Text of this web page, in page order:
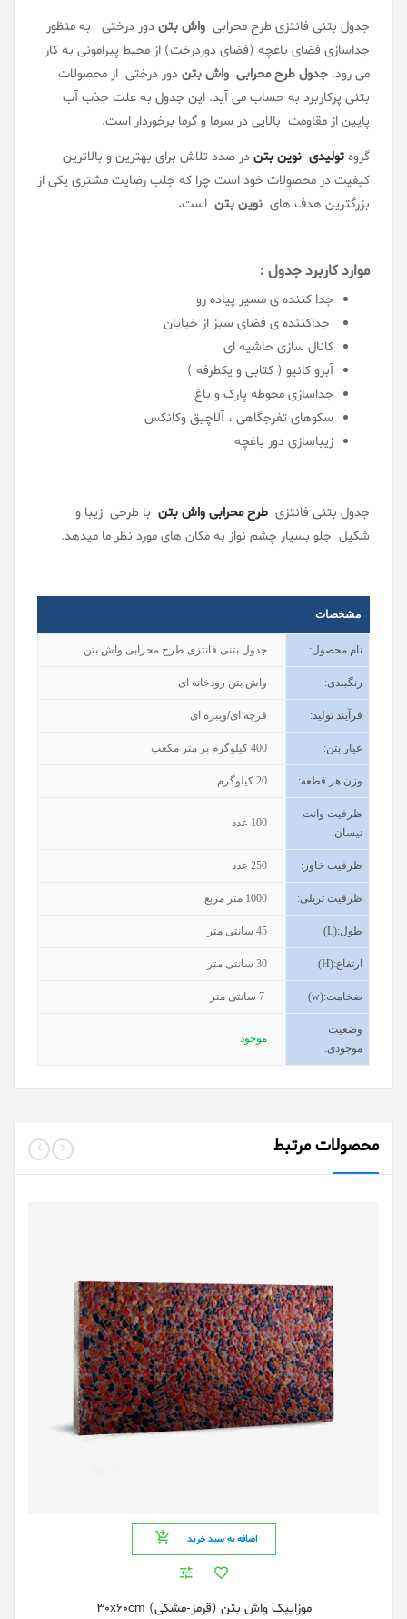
جدول بتنی فانتزی طرح محرابی واش بتن دور درختی به منظور
جداسازی فضای باغچه (فضای دوردرخت) از محیط پیرامونی به کار
می رود. جدول طرح محرابی واش بتن دور درختی از محصولات
بتنی پرکاربرد به حساب می آید. این جدول به علت جذب آب
پایین از مقاومت بالایی در سرما و گرما برخوردار است.
گروهتولیدی نوین بتن در صدد تلاش برای بهترین و بالاترین
کیفیت در محصولات خود است چرا که جلب رضایت مشتری یکی از
بزرگترین هدف های نوین بتن است.
موارد کاربرد جدول :
جدا کننده ی مسیر پیاده رو
جداکننده ی فضای سبز از خیابان
کانال سازی حاشیه ای
آبرو کانیو ( کتابی و یکطرفه )
جداسازی محوطه پارک و باغ
سکوهای تفرجگاهی ، آلاچیق وکانکس
زیباسازی دور باغچه
جدول بتنی فانتزی طرح محرابی واش بتن با طرحی زیبا و
شکیل جلو بسیار چشم نواز به مکان های مورد نظر ما میدهد.
مشخصات
نام محصول: جدول بتنی فانتزی طرح محرابی واش بتن
رنگبندی: واش بتن رودخانه ای
فرآیند تولید: فرچه ای/ویبره ای
عیار بتن:
400 کیلوگرم بر متر مکعب
وزن هر قطعه:
20 کیلوگرم
ظرفیت وانت
نیسان:
100 عدد
ظرفیت خاور :
250 عدد
ظرفیت تریلی:
1000 متر مربع
طول(L):
45 سانتی متر
ارتفاع(H):
30 سانتی متر
ضخامت(w):
7 سانتی متر
وضعیت
موجودی:
موجود
محصولات مرتبط
اضافه به سبد خرید
موزاییک واش بتن (قرمز-مشکی) 30x60cm